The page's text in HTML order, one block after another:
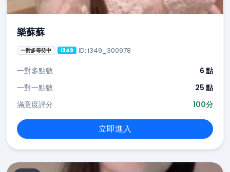
樂蘇蘇
一對多等待中 i349 ID: i349_300978
一對多點數
6 點
一對一點數
25 點
滿意度評分
100分
立即進入